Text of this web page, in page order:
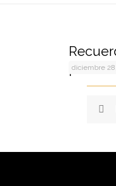
diciembre